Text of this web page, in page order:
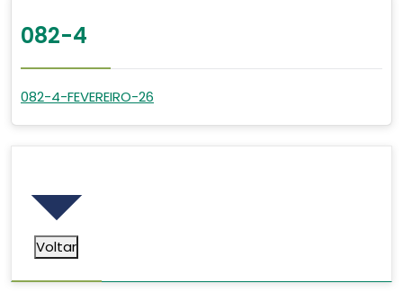
082-4
082-4-FEVEREIRO-26
Voltar